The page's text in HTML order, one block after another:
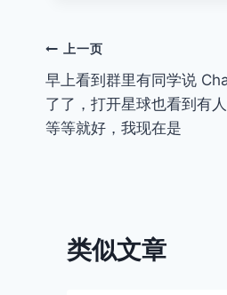
文
章
导
上一页
早上看到群里有同学说
了了，打开星球也看到有
等等就好，我现在是
类似文章